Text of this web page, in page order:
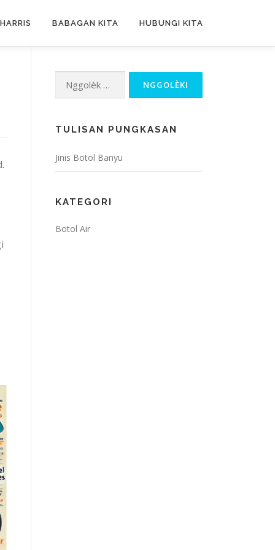
BABAGAN KITA HUBUNGI KITA
Nggolèk
kanggo:
TULISAN PUNGKASAN
Jinis Botol Banyu
KATEGORI
Botol Air